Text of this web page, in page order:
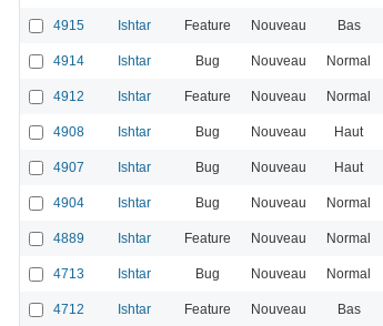
4915 Ishtar Feature Nouveau Bas
4914 Ishtar Bug Nouveau Normal
4912 Ishtar Feature Nouveau Normal
4908 Ishtar Bug Nouveau Haut
4907 Ishtar Bug Nouveau Haut
4904 Ishtar Bug Nouveau Normal
4889 Ishtar Feature Nouveau Normal
4713 Ishtar Bug Nouveau Normal
4712 Ishtar Feature Nouveau Bas